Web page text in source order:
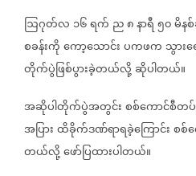
ဩဂုတ်လ ၁၆ရက် ည၈နာရီ၅၀မိန
စခန်းကိုကော့သောင်းပကဖက သွား
တိုက်ပွဲဖြစ်ပွားခဲ့တယ်လို့ဆိုပါတယ်။
အဆိုပါတိုက်ပွဲအတွင်းစစ်ကောင်စီတ
အပြားထိခိုက်ဒဏ်ရာရခဲ့ကြောင်းစစ်
တယ်လို့ဖော်ပြထားပါတယ်။